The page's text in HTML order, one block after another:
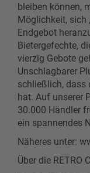
bleiben können,
Möglichkeit, sich
Endgebot
Bietergefechte,
vierzig Gebote
Unschlagbarer
schließlich, dass
hat. Auf unserer
30.000 Händler
ein spannendes
Näheres unter:
Über die RETRO